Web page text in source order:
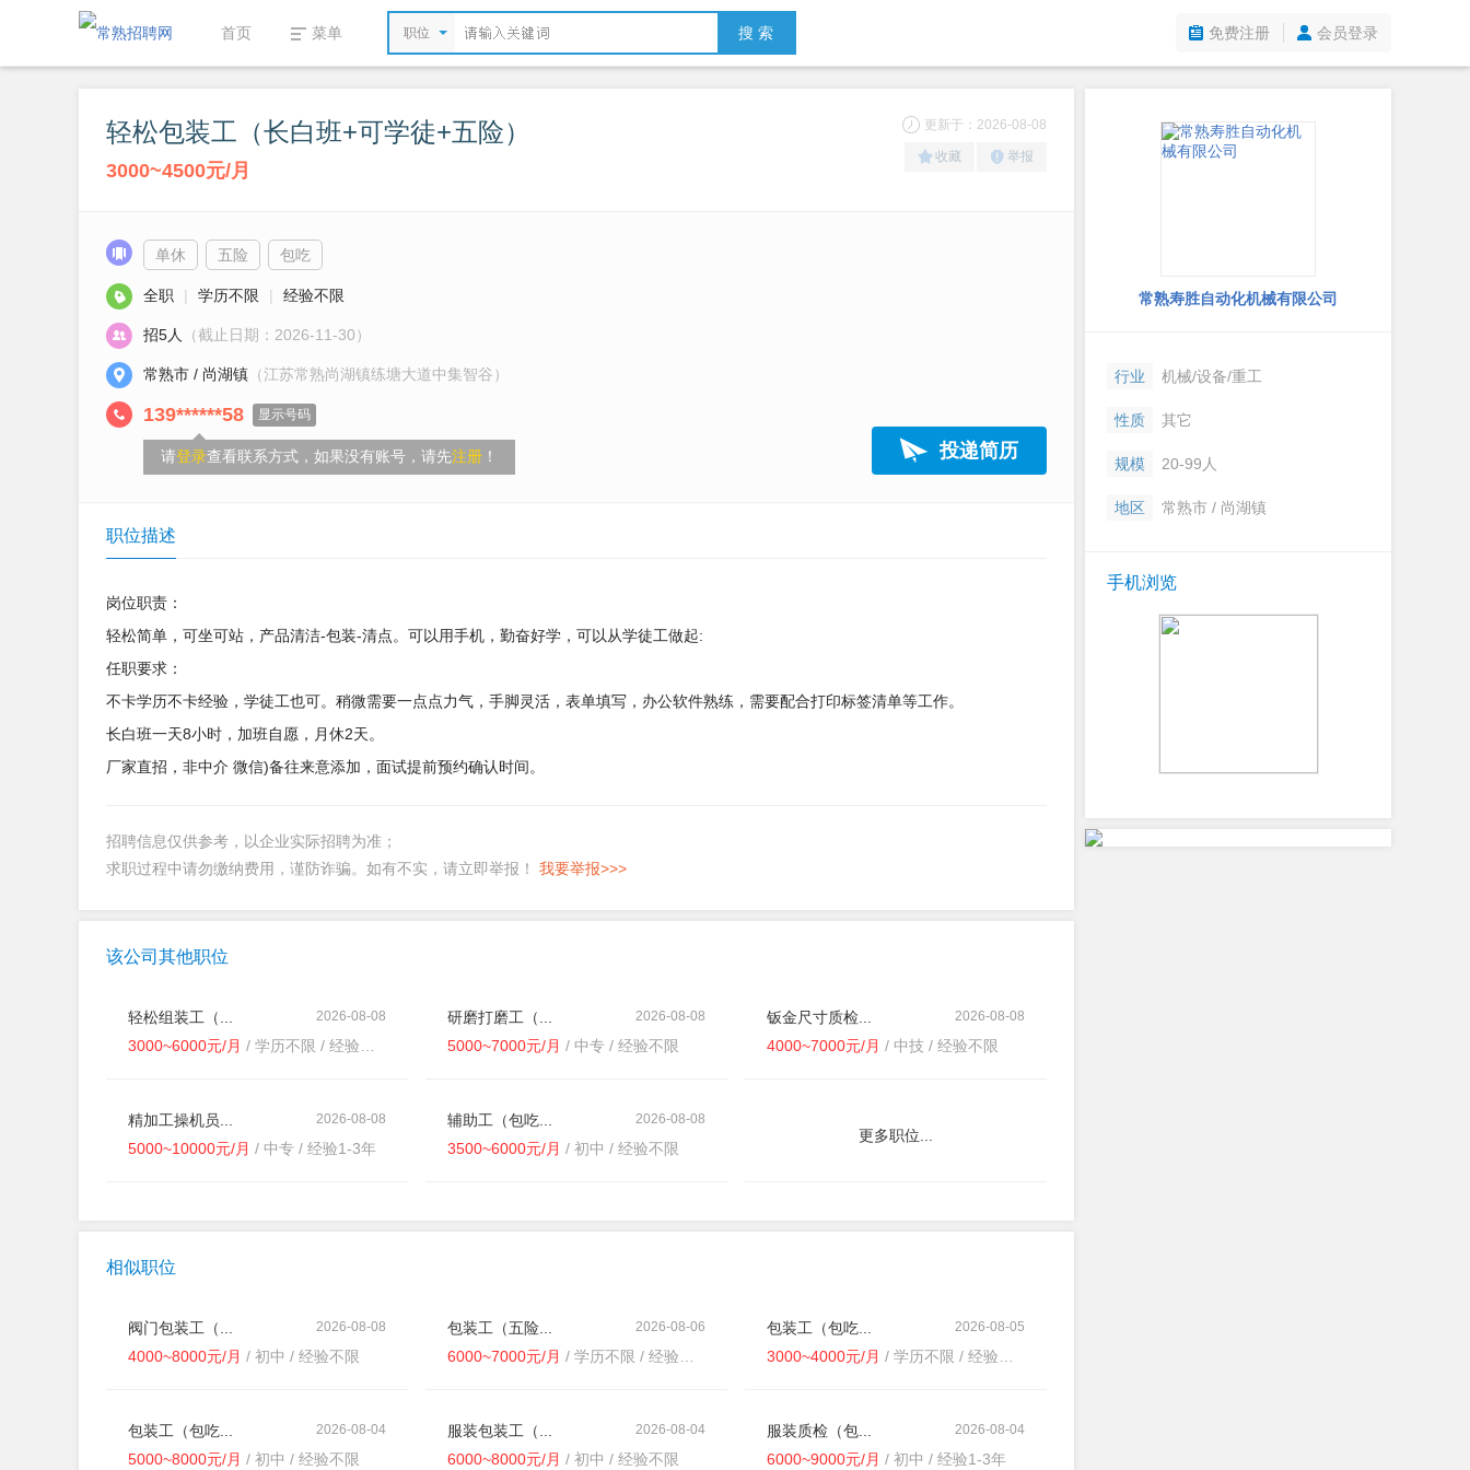
首页 菜单 职位 搜 索 免费注册 会员登录
轻松包装工（长白班+可学徒+五险）
3000~4500元/月
更新于：2026-08-08
收藏 举报
单休 五险 包吃
全职 | 学历不限 | 经验不限
招5人 （截止日期：2026-11-30）
常熟市 / 尚湖镇 （江苏常熟尚湖镇练塘大道中集智谷）
139******58 显示号码
请登录查看联系方式，如果没有账号，请先注册 ！ 投递简历
职位描述
岗位职责：
轻松简单，可坐可站，产品清洁-包装-清点。可以用手机，勤奋好学，可以从学徒工做起:
任职要求：
不卡学历不卡经验，学徒工也可。稍微需要一点点力气，手脚灵活，表单填写，办公软件熟练，需要配合打印标签清单等工作。
长白班一天8小时，加班自愿，月休2天。
厂家直招，非中介 微信)备往来意添加，面试提前预约确认时间。
招聘信息仅供参考，以企业实际招聘为准；
求职过程中请勿缴纳费用，谨防诈骗。如有不实，请立即举报！ 我要举报>>>
该公司其他职位
2026-08-08
轻松组装工（...
3000~6000元/月 / 学历不限 / 经验不限
2026-08-08
研磨打磨工（...
5000~7000元/月 / 中专 / 经验不限
2026-08-08
钣金尺寸质检...
4000~7000元/月 / 中技 / 经验不限
2026-08-08
精加工操机员...
5000~10000元/月 / 中专 / 经验1-3年
2026-08-08
辅助工（包吃...
3500~6000元/月 / 初中 / 经验不限
更多职位...
相似职位
2026-08-08
阀门包装工（...
4000~8000元/月 / 初中 / 经验不限
2026-08-06
包装工（五险...
6000~7000元/月 / 学历不限 / 经验不限
2026-08-05
包装工（包吃...
3000~4000元/月 / 学历不限 / 经验不限
2026-08-04
包装工（包吃...
5000~8000元/月 / 初中 / 经验不限
2026-08-04
服装包装工（...
6000~8000元/月 / 初中 / 经验不限
2026-08-04
服装质检（包...
6000~9000元/月 / 初中 / 经验1-3年
常熟寿胜自动化机械有限公司
行业 机械/设备/重工
性质 其它
规模 20-99人
地区 常熟市 / 尚湖镇
手机浏览